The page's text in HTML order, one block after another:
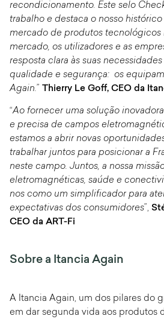
recondicionamento. Este selo
trabalho e destaca o nosso
mercado de produtos tecnológicos
mercado, os utilizadores e as
resposta clara às suas
qualidade e segurança: os
Again.” Thierry Le Goff, CEO da
“Ao fornecer uma solução
e precisa de campos
estamos a abrir novas
trabalhar juntos para posicionar a
neste campo. Juntos, a nossa
eletromagnéticas, saúde e
nos como um simplificador para
expectativas dos consumidores ”,
CEO da ART-Fi
Sobre a Itancia Again
A Itancia Again, um dos pilares do
em dar segunda vida aos produtos